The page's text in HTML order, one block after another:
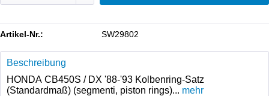
Artikel-Nr.: SW29802
Beschreibung
HONDA CB450S / DX '88-'93 Kolbenring-Satz
(Standardmaß) (segmenti, piston rings)... mehr